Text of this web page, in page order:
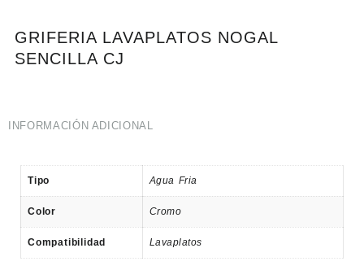
GRIFERIA LAVAPLATOS NOGAL
SENCILLA CJ
INFORMACIÓN ADICIONAL
Tipo Agua Fria
Color Cromo
Compatibilidad Lavaplatos